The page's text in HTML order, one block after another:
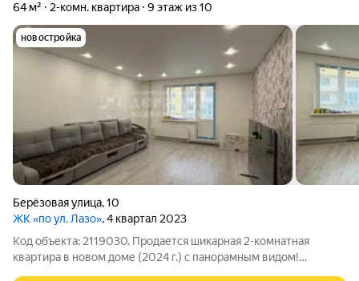
64 м² 2-комн. квартира 9 этаж из 10
новостройка
Берёзовая улица,10
ЖК «по ул. Лазо», 4 квартал 2023
Код объекта: 2119030. Продается шикарная 2-комнатная
квартира в новом доме (2024 г.) с панорамным видом!